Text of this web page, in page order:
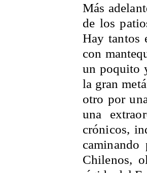
Más
de los
Hay tantos
con
un poquito
la gran
otro por
una
crónicos,
Chilenos,